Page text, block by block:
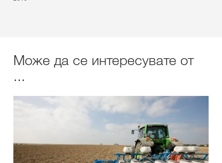
Може да се интересувате от
...